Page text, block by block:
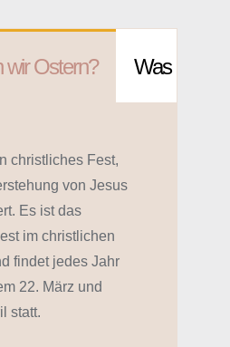
wir Ostern? Was
christliches Fest,
von Jesus
Es ist das
im christlichen
findet jedes Jahr
22. März und
statt.